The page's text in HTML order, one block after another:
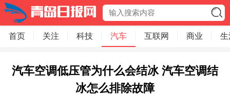
首页 关注 科技 汽车 互联网 商业 生
汽车空调低压管为什么会结冰 汽车空调结
冰怎么排除故障